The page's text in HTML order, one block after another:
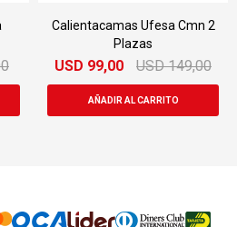
Calientacamas Ufesa Cmn 2
Plazas
USD 99,00 USD 149,00